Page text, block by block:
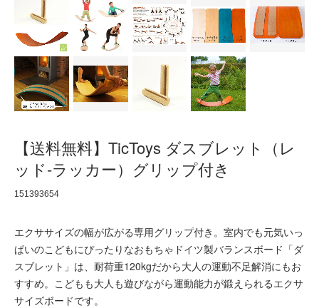
【送料無料】TicToys ダスブレット（レ
ッド-ラッカー）グリップ付き
151393654
エクササイズの幅が広がる専用グリップ付き。室内でも元気いっ
ぱいのこどもにぴったりなおもちゃドイツ製バランスボード「ダ
スブレット」は、耐荷重120kgだから大人の運動不足解消にもお
すすめ。こどもも大人も遊びながら運動能力が鍛えられるエクサ
サイズボードです。